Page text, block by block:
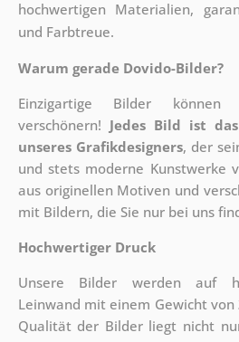
hochwertigen Materialien,
und Farbtreue.
Warum gerade Dovido-Bilder?
Einzigartige Bilder
verschönern! Jedes Bild ist
unseres Grafikdesigners, der
und stets moderne Kunstwerke
aus originellen Motiven und
mit Bildern, die Sie nur bei uns
Hochwertiger Druck
Unsere Bilder werden auf
Leinwand mit einem Gewicht von
Qualität der Bilder liegt nicht